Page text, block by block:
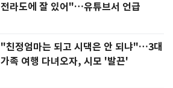
전라도에 잘 있어"…유튜브서 언급
"친정엄마는 되고 시댁은 안 되냐"…3대
가족 여행 다녀오자, 시모 '발끈'